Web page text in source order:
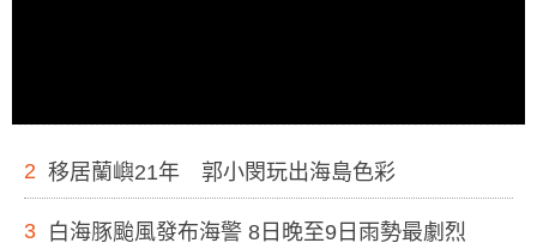
2 移居蘭嶼21年 郭小閔玩出海島色彩
3 白海豚颱風發布海警 8日晚至9日雨勢最劇烈